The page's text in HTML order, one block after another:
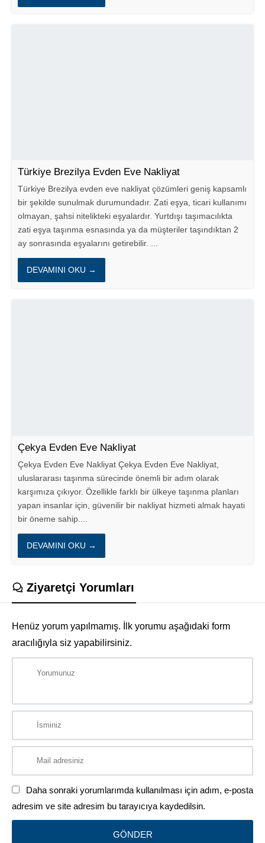
Türkiye Brezilya Evden Eve Nakliyat
Türkiye Brezilya evden eve nakliyat çözümleri geniş kapsamlı
bir şekilde sunulmak durumundadır. Zati eşya, ticari kullanımı
olmayan, şahsi nitelikteki eşyalardır. Yurtdışı taşımacılıkta
zati eşya taşınma esnasında ya da müşteriler taşındıktan 2
ay sonrasında eşyalarını getirebilir. ...
DEVAMINI OKU →
Çekya Evden Eve Nakliyat
Çekya Evden Eve Nakliyat Çekya Evden Eve Nakliyat,
uluslararası taşınma sürecinde önemli bir adım olarak
karşımıza çıkıyor. Özellikle farklı bir ülkeye taşınma planları
yapan insanlar için, güvenilir bir nakliyat hizmeti almak hayati
bir öneme sahip....
DEVAMINI OKU →
Ziyaretçi Yorumları
Henüz yorum yapılmamış. İlk yorumu aşağıdaki form
aracılığıyla siz yapabilirsiniz.
Daha sonraki yorumlarımda kullanılması için adım, e-posta
adresim ve site adresim bu tarayıcıya kaydedilsin.